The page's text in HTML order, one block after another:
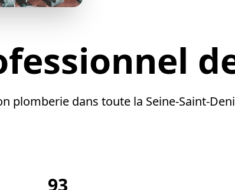
plomberie dans toute la Seine-Saint-
93